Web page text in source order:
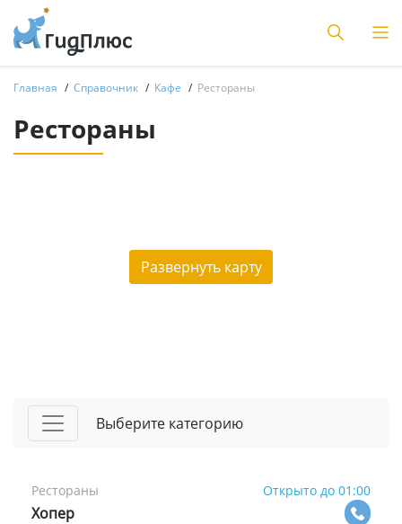
Главная Справочник Кафе Рестораны
Рестораны
Развернуть карту
Выберите категорию
Рестораны Открыто до 01:00
Хопер